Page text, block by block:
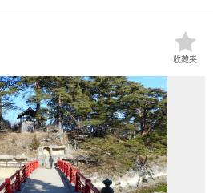
收藏夹